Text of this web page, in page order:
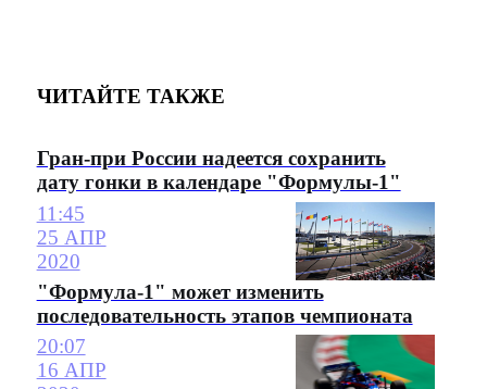
ЧИТАЙТЕ ТАКЖЕ
Гран-при России надеется сохранить
дату гонки в календаре "Формулы-1"
11:45
25 АПР
2020
"Формула-1" может изменить
последовательность этапов чемпионата
20:07
16 АПР